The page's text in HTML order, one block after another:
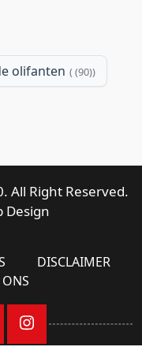
olifanten (90)
All Right Reserved.
Design
DISCLAIMER